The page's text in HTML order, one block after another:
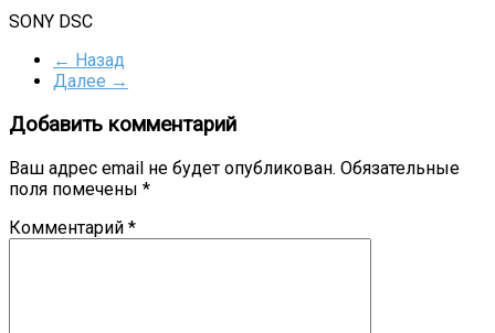
SONY DSC
← Назад
Далее →
Добавить комментарий
Ваш адрес email не будет опубликован. Обязательные
поля помечены *
Комментарий *